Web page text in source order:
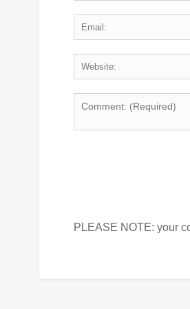
PLEASE NOTE: your